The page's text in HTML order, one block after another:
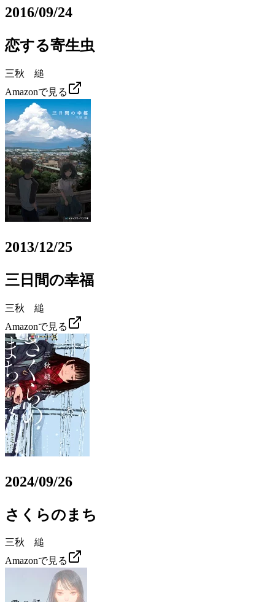
2016/09/24
恋する寄生虫
三秋 縋
Amazonで見る
2013/12/25
三日間の幸福
三秋 縋
Amazonで見る
2024/09/26
さくらのまち
三秋 縋
Amazonで見る